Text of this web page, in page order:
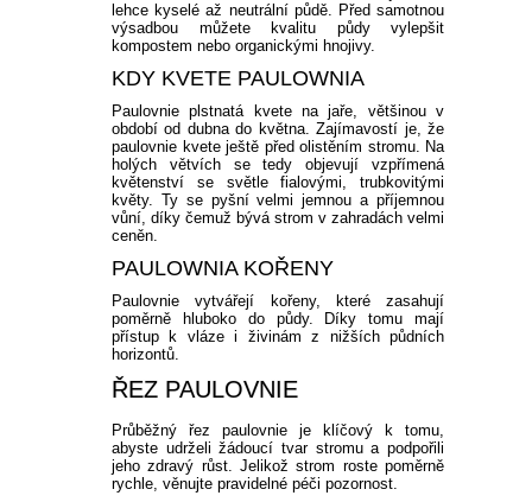
lehce kyselé až neutrální půdě. Před samotnou
výsadbou můžete kvalitu půdy vylepšit
kompostem nebo organickými hnojivy.
KDY KVETE PAULOWNIA
Paulovnie plstnatá kvete na jaře, většinou v
období od dubna do května. Zajímavostí je, že
paulovnie kvete ještě před olistěním stromu. Na
holých větvích se tedy objevují vzpřímená
květenství se světle fialovými, trubkovitými
květy. Ty se pyšní velmi jemnou a příjemnou
vůní, díky čemuž bývá strom v zahradách velmi
ceněn.
PAULOWNIA KOŘENY
Paulovnie vytvářejí kořeny, které zasahují
poměrně hluboko do půdy. Díky tomu mají
přístup k vláze i živinám z nižších půdních
horizontů.
ŘEZ PAULOVNIE
Průběžný řez paulovnie je klíčový k tomu,
abyste udrželi žádoucí tvar stromu a podpořili
jeho zdravý růst. Jelikož strom roste poměrně
rychle, věnujte pravidelné péči pozornost.